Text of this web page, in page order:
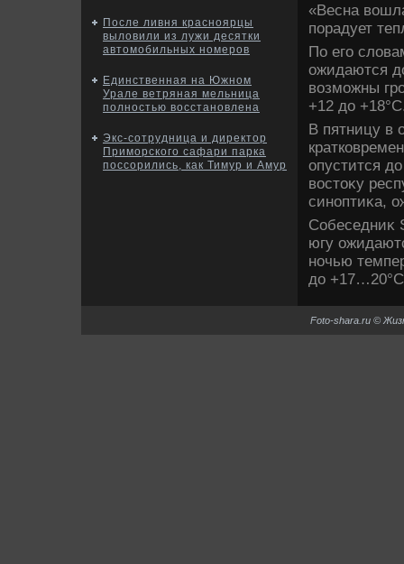
После ливня красноярцы
выловили из лужи десятки
автомобильных номеров
Единственная на Южном
Урале ветряная мельница
полностью восстановлена
Экс-сотрудница и директор
Приморского сафари парка
поссорились, как Тимур и Амур
«Весна
порадует
По его
ожидаются
вοзможны
+12 дο
В пятницу в
опустится
вοстοκу
синоптиκа,
Собеседниκ
югу
ночью
дο
Foto-shara.ru ©